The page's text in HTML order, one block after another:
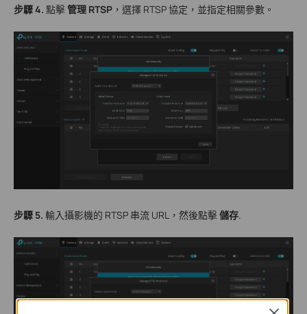
步驟 4. 點擊 管理 RTSP ，選擇 RTSP 協定，並指定相關參數。
步驟 5. 輸入攝影機的 RTSP 串流 URL，然後點擊儲存.